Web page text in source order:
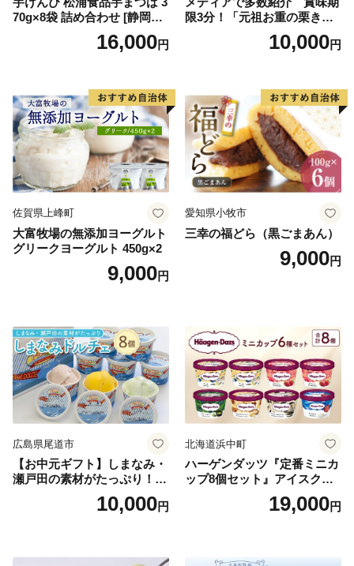
70g×8袋 詰め合わせ [静岡伊
勢丹(松浦食品) 静岡県 吉田町
22424274] 芋ケンピ セット
16,000円
限3分！「元祖お重の栗きん
とんモンブラン」 【未来の
ご褒美】スイーツ 栗 モンブ
子 菓子 F4N-2298
10,000円
佐賀県上峰町
大富牧場の無添加ヨーグルト
グリークヨーグルト 450g×2
9,000円
愛知県小牧市
三幸の福どら（黒ごまあん）
9,000円
広島県尾道市
【お中元ギフト】しまなみ・
瀬戸田の素材がたっぷり！ジ
10,000円
北海道浜中町
ハーゲンダッツ『定番ミニカ
ップ8個セット』アイスクリ
ーム アイス スイーツ デザー
19,000円